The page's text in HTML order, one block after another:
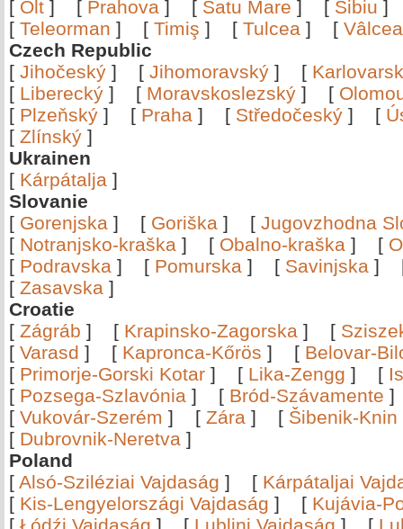
[ Olt ] [ Prahova ] [ Satu Mare ] [ Sibiu
[ Teleorman ] [ Timiş ] [ Tulcea ] [
Czech Republic
[ Jihočeský ] [ Jihomoravský ] [
[ Liberecký ] [ Moravskoslezský ] [
[ Plzeňský ] [ Praha ] [ Středočeský ] [
[ Zlínský ]
Ukrainen
[ Kárpátalja ]
Slovanie
[ Gorenjska ] [ Goriška ] [ Jugovzhodna
[ Notranjsko-kraška ] [ Obalno-kraška ] [
[ Podravska ] [ Pomurska ] [ Savinjska ]
[ Zasavska ]
Croatie
[ Zágráb ] [ Krapinsko-Zagorska ] [
[ Varasd ] [ Kapronca-Kőrös ] [ Belovar-
[ Primorje-Gorski Kotar ] [ Lika-Zengg ] [
[ Pozsega-Szlavónia ] [ Bród-Szávamente
[ Vukovár-Szerém ] [ Zára ] [ Šibenik-Knin
[ Dubrovnik-Neretva ]
Poland
[ Alsó-Sziléziai Vajdaság ] [ Kárpátaljai
[ Kis-Lengyelországi Vajdaság ] [ Kujávia-